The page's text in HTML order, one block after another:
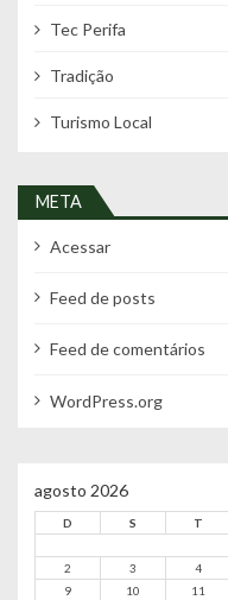
Tec Perifa
Tradição
Turismo Local
META
Acessar
Feed de posts
Feed de comentários
WordPress.org
agosto 2026
D S T
2
3 4
9
10 11